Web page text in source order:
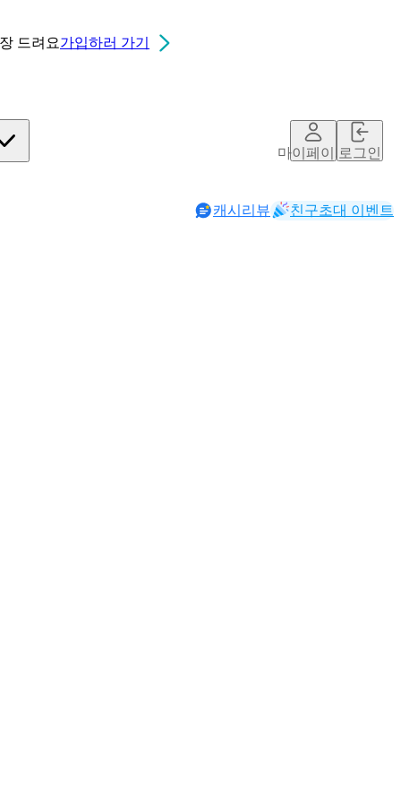
드려요가입하러 가기
마이페이지로그인
캐시리뷰 친구초대 이벤트